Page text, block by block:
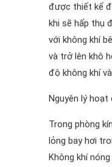
được thiết kế
khi sẽ hấp thụ
với không khí
và trở lên khô
độ không khí
Nguyên lý hoạt
Trong phòng
lỏng bay hơi
Không khí